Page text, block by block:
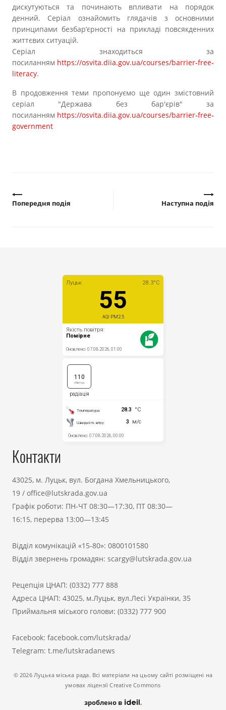
дискутуються та починають впливати на порядок
денний. Серіал ознайомить глядачів з основними
принципами безбар’єрності на прикладі повсякденних
життєвих ситуацій.
Серіал знаходиться за
посиланням https://osvita.diia.gov.ua/courses/barrier-free-
literacy.
В продовження теми пропонуємо ще один змістовний
серіал "Держава без бар'єрів" за
посиланням https://osvita.diia.gov.ua/courses/barrier-free-
government
Попередня подія Наступна подія
Контакти
43025, м. Луцьк, вул. Богдана Хмельницького,
19 / office@lutskrada.gov.ua
Графік роботи: ПН-ЧТ 08:30—17:30, ПТ 08:30—
16:15, перерва 13:00—13:45
Відділ комунікацій «15-80»: 0800101580
Відділ звернень громадян: scargy@lutskrada.gov.ua
Рецепція ЦНАП: (0332) 777 888
Адреса ЦНАП: 43025, м.Луцьк, вул.Лесі Українки, 35
Приймальня міського голови: (0332) 777 900
Facebook: facebook.com/lutskrada/
Telegram: t.me/lutskradanews
© 2026 Луцька міська рада. Всі матеріали на цьому сайті розміщені на
умовах ліцензії Creative Commons
зроблено в